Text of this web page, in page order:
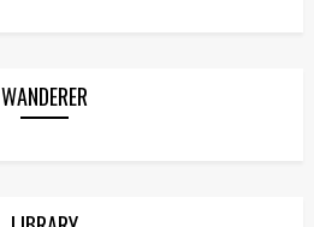
WANDERER